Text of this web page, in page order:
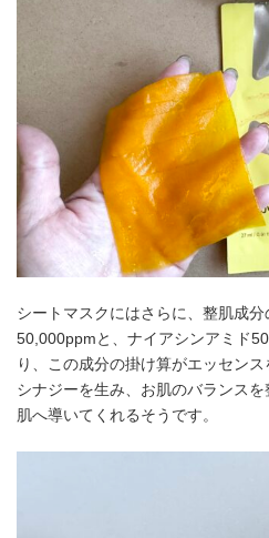
シートマスクにはさらに、整肌成
50,000ppmと、ナイアシンアミド
り、この成分の掛け算がエッセン
シナジーを生み、お肌のバランス
肌へ導いてくれるそうです。